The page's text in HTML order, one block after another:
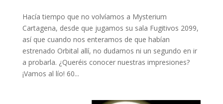
Hacía tiempo que no volvíamos a Mysterium
Cartagena, desde que jugamos su sala Fugitivos 2099,
así que cuando nos enteramos de que habían
estrenado Orbital allí, no dudamos ni un segundo en ir
a probarla. ¿Queréis conocer nuestras impresiones?
¡Vamos al lío! 60...